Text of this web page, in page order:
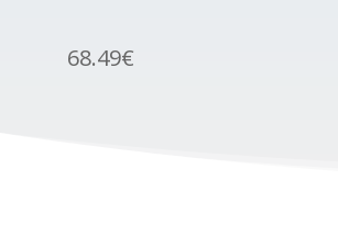
68.49€